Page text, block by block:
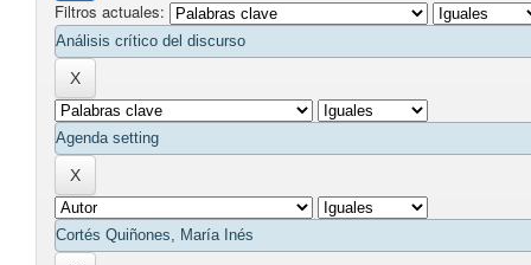
Filtros actuales: